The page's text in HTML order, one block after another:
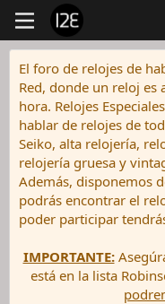
El foro de relojes de
Red, donde un reloj es
hora. Relojes
hablar de relojes de
Seiko, alta relojería,
relojería gruesa y
Además, disponemos
podrás encontrar el
poder participar
IMPORTANTE:
está en la lista